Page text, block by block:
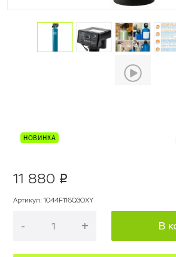
11 880 p
Артикул:1044F116Q3OXY
- + В